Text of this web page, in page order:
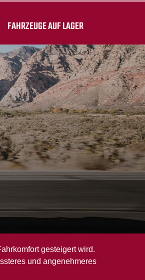
FAHRZEUGE AUF LAGER
gesteigert wird.
und angenehmeres